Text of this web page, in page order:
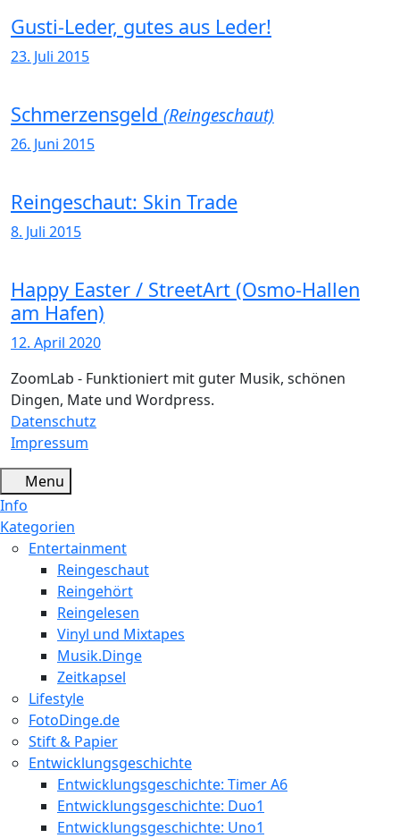
Gusti-Leder, gutes aus Leder!
23. Juli 2015
Schmerzensgeld (Reingeschaut)
26. Juni 2015
Reingeschaut: Skin Trade
8. Juli 2015
Happy Easter / StreetArt (Osmo-Hallen
am Hafen)
12. April 2020
ZoomLab - Funktioniert mit guter Musik, schönen
Dingen, Mate und Wordpress.
Datenschutz
Impressum
Menu
Info
Kategorien
Entertainment
Reingeschaut
Reingehört
Reingelesen
Vinyl und Mixtapes
Musik.Dinge
Zeitkapsel
Lifestyle
FotoDinge.de
Stift & Papier
Entwicklungsgeschichte
Entwicklungsgeschichte: Timer A6
Entwicklungsgeschichte: Duo1
Entwicklungsgeschichte: Uno1